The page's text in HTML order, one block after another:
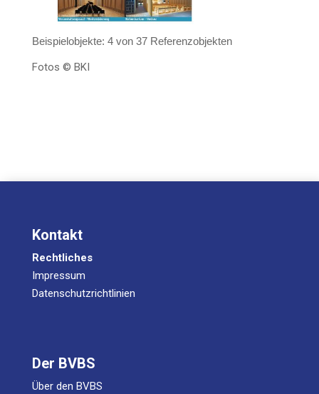
Bei­spiel­ob­jek­te: 4 von 37 Referenzobjekten
Fotos © BKI
Kontakt
Rechtliches
Impressum
Datenschutzrichtlinien
Der BVBS
Über den BVBS